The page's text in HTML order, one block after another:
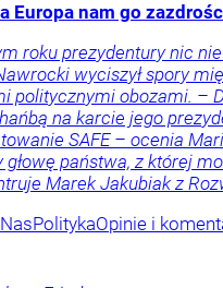
Europa nam go
roku prezydentury nic
wyciszył spory
politycznymi obozami. –
na karcie jego
SAFE – ocenia
głowę państwa, z której
Marek Jakubiak z
PolitykaOpinie i